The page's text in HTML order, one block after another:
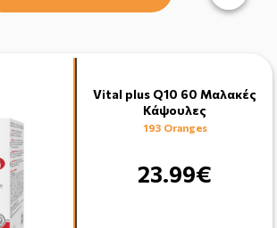
Vital plus Q10 60 Μαλακές
Κάψουλες
193 Oranges
23.99€